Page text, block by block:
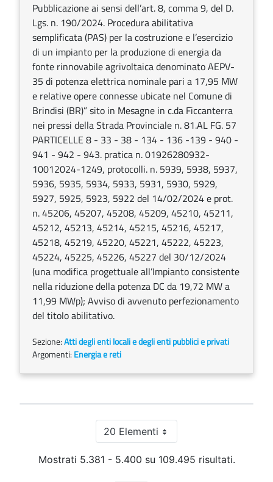
Pubblicazione ai sensi dell’art. 8, comma 9, del D.
Lgs. n. 190/2024. Procedura abilitativa
semplificata (PAS) per la costruzione e l’esercizio
di un impianto per la produzione di energia da
fonte rinnovabile agrivoltaica denominato AEPV-
35 di potenza elettrica nominale pari a 17,95 MW
e relative opere connesse ubicate nel Comune di
Brindisi (BR)” sito in Mesagne in c.da Ficcanterra
nei pressi della Strada Provinciale n. 81.AL FG. 57
PARTICELLE 8 - 33 - 38 - 134 - 136 -139 - 940 -
941 - 942 - 943. pratica n. 01926280932-
10012024-1249, protocolli. n. 5939, 5938, 5937,
5936, 5935, 5934, 5933, 5931, 5930, 5929,
5927, 5925, 5923, 5922 del 14/02/2024 e prot.
n. 45206, 45207, 45208, 45209, 45210, 45211,
45212, 45213, 45214, 45215, 45216, 45217,
45218, 45219, 45220, 45221, 45222, 45223,
45224, 45225, 45226, 45227 del 30/12/2024
(una modifica progettuale all’Impianto consistente
nella riduzione della potenza DC da 19,72 MW a
11,99 MWp); Avviso di avvenuto perfezionamento
del titolo abilitativo.
Sezione:Atti degli enti locali e degli enti pubblici e privati
Argomenti: Energia e reti
20 ElementiPer pagina
Mostrati 5.381 - 5.400 su 109.495 risultati.